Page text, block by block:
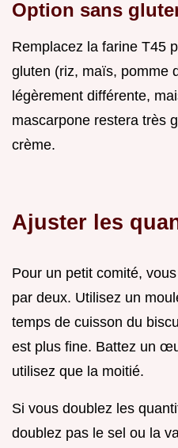
Option sans
Remplacez la farine T45
gluten (riz, maïs, pomme
légèrement différente,
mascarpone restera très
crème.
Ajuster les
Pour un petit comité,
par deux. Utilisez un
temps de cuisson du
est plus fine. Battez un
utilisez que la moitié.
Si vous doublez les
doublez pas le sel ou la